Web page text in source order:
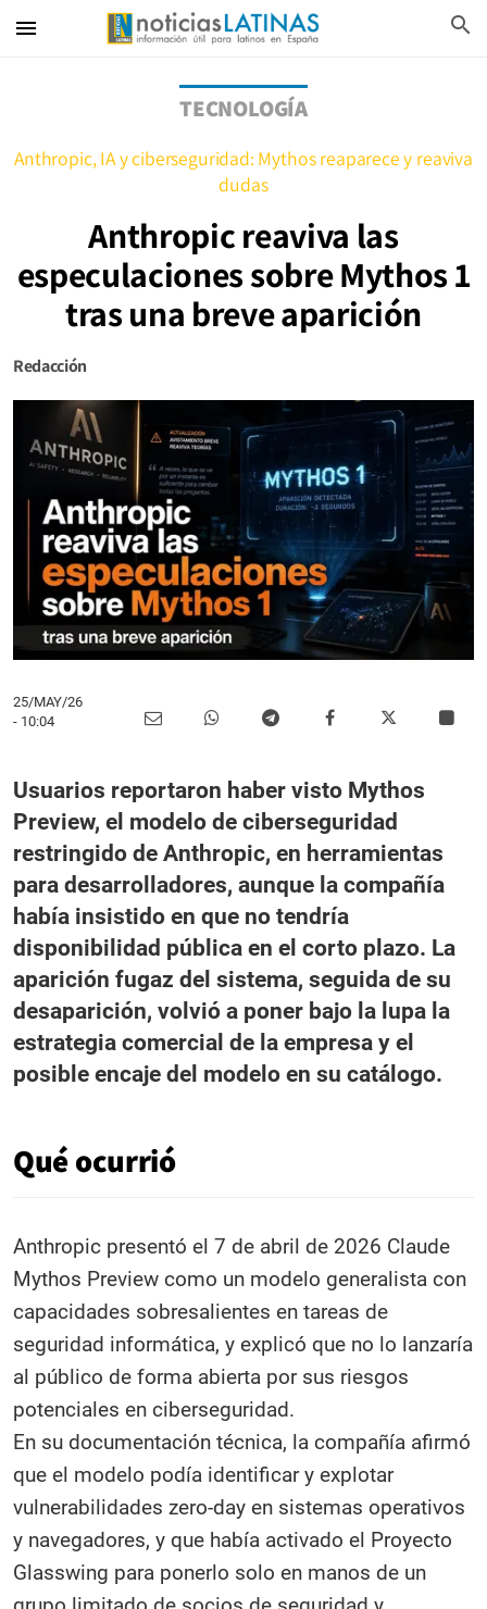
menu search
TECNOLOGÍA
Anthropic, IA y ciberseguridad: Mythos reaparece y reaviva
dudas
Anthropic reaviva las
especulaciones sobre Mythos 1
tras una breve aparición
Redacción
25/MAY/26
- 10:04
Usuarios reportaron haber visto Mythos
Preview, el modelo de ciberseguridad
restringido de Anthropic, en herramientas
para desarrolladores, aunque la compañía
había insistido en que no tendría
disponibilidad pública en el corto plazo. La
aparición fugaz del sistema, seguida de su
desaparición, volvió a poner bajo la lupa la
estrategia comercial de la empresa y el
posible encaje del modelo en su catálogo.
Qué ocurrió
Anthropic presentó el 7 de abril de 2026 Claude
Mythos Preview como un modelo generalista con
capacidades sobresalientes en tareas de
seguridad informática, y explicó que no lo lanzaría
al público de forma abierta por sus riesgos
potenciales en ciberseguridad.
En su documentación técnica, la compañía afirmó
que el modelo podía identificar y explotar
vulnerabilidades zero-day en sistemas operativos
y navegadores, y que había activado el Proyecto
Glasswing para ponerlo solo en manos de un